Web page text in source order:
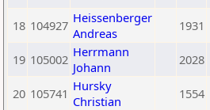
18 104927 Heissenberger
Andreas
1931
19 105002 Herrmann
Johann
2028
20 105741 Hursky
Christian
1554